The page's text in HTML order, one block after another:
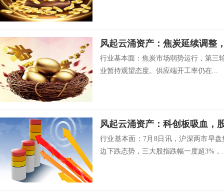
风起云涌资产：焦炭延续调整
行业基本面：焦炭市场弱势运行，第三
业暂持观望态度。供应端开工率仍在...
风起云涌资产：科创板吸血，
行业基本面：7月8日讯，沪深两市早
边下跌态势，三大股指跌幅一度超3%，